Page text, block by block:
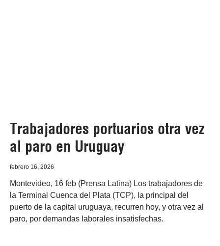
Trabajadores portuarios otra vez
al paro en Uruguay
febrero 16, 2026
Montevideo, 16 feb (Prensa Latina) Los trabajadores de
la Terminal Cuenca del Plata (TCP), la principal del
puerto de la capital uruguaya, recurren hoy, y otra vez al
paro, por demandas laborales insatisfechas.